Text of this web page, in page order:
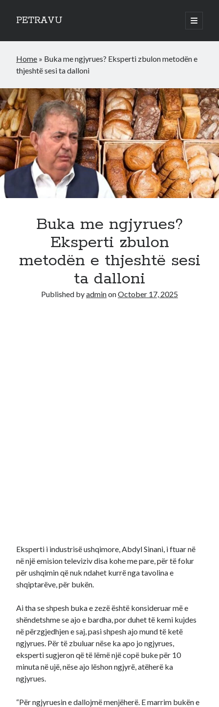
PETRAVU
open
primary
Sidebar
Bank
Credit Cards
World
Home » Buka me ngjyrues? Eksperti zbulon metodën e
thjeshtë sesi ta dalloni
Buka me ngjyrues?
Eksperti zbulon
metodën e thjeshtë sesi
ta dalloni
Published byadminonOctober 17, 2025
Eksperti i industrisë ushqimore, Abdyl Sinani, i ftuar në
në një emision televiziv disa kohe me pare, për të folur
për ushqimin që nuk ndahet kurrë nga tavolina e
shqiptarëve, për bukën.
Ai tha se shpesh buka e zezë është konsideruar më e
shëndetshme se ajo e bardha, por duhet të kemi kujdes
në përzgjedhjen e saj, pasi shpesh ajo mund të ketë
ngjyrues. Për të zbuluar nëse ka apo jo ngjyrues,
eksperti sugjeron që të lëmë një copë buke për 10
minuta në ujë, nëse ajo lëshon ngjyrë, atëherë ka
ngjyrues.
“Për ngjyruesin e dallojmë menjëherë. E marrim bukën e